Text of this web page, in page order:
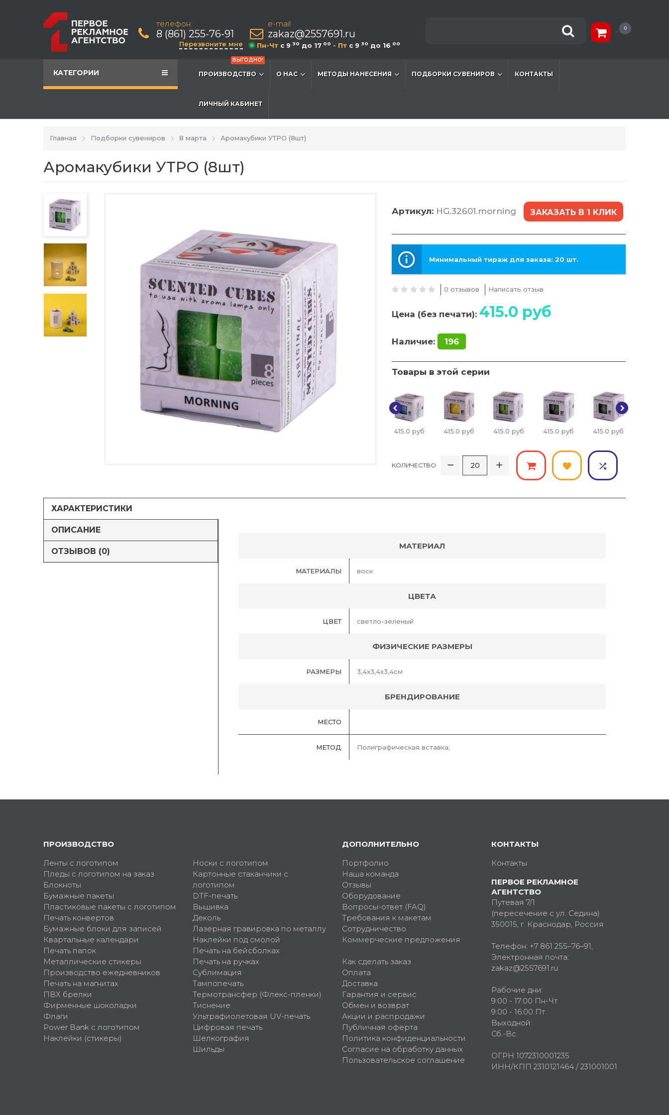
телефон:
8 (861) 255-76-91
Перезвоните мне
e-mail
zakaz@2557691.ru
Пн-Чт c 9 30 до 17 00 - Пт c 9 30 до 16 00
0
КАТЕГОРИИ
ВЫГОДНО!
ПРОИЗВОДСТВО О НАС МЕТОДЫ НАНЕСЕНИЯ ПОДБОРКИ СУВЕНИРОВ КОНТАКТЫ
ЛИЧНЫЙ КАБИНЕТ
Главная Подборки сувениров 8 марта Аромакубики УТРО (8шт)
Аромакубики УТРО (8шт)
Артикул: HG.32601.morning ЗАКАЗАТЬ В 1 КЛИК
Минимальный тираж для заказа: 20 шт.
0 отзывов Написать отзыв
Цена (без печати): 415.0 руб
Наличие: 196
Товары в этой серии
415.0 руб 415.0 руб 415.0 руб 415.0 руб 415.0 руб
КОЛИЧЕСТВО
ХАРАКТЕРИСТИКИ
ОПИСАНИЕ
ОТЗЫВОВ (0)
МАТЕРИАЛ
МАТЕРИАЛЫ воск
ЦВЕТА
ЦВЕТ светло-зеленый
ФИЗИЧЕСКИЕ РАЗМЕРЫ
РАЗМЕРЫ 3,4х3,4х3,4см
БРЕНДИРОВАНИЕ
МЕСТО
МЕТОД Полиграфическая вставка;
ПРОИЗВОДСТВО
Ленты с логотипом
Пледы с логотипом на заказ
Блокноты
Бумажные пакеты
Пластиковые пакеты с логотипом
Печать конвертов
Бумажные блоки для записей
Квартальные календари
Печать папок
Металлические стикеры
Производство ежедневников
Печать на магнитах
ПВХ брелки
Фирменные шоколадки
Флаги
Power Bank с логотипом
Наклейки (стикеры)
Носки с логотипом
Картонные стаканчики с
логотипом
DTF-печать
Вышивка
Деколь
Лазерная гравировка по металлу
Наклейки под смолой
Печать на бейсболках
Печать на ручках
Сублимация
Тампопечать
Термотрансфер (Флекс-пленки)
Тиснение
Ультрафиолетовая UV-печать
Цифровая печать
Шелкография
Шильды
ДОПОЛНИТЕЛЬНО
Портфолио
Наша команда
Отзывы
Оборудование
Вопросы-ответ (FAQ)
Требования к макетам
Сотрудничество
Коммерческие предложения
Как сделать заказ
Оплата
Доставка
Гарантия и сервис
Обмен и возврат
Акции и распродажи
Публичная оферта
Политика конфиденциальности
Согласие на обработку данных
Пользовательское соглашение
КОНТАКТЫ
Контакты
ПЕРВОЕ РЕКЛАМНОЕ
АГЕНТСТВО
Путевая 7/1
(пересечение с ул. Седина)
350015, г. Краснодар, Россия
Телефон: +7 861 255–76–91,
Электронная почта:
zakaz@2557691.ru
Рабочие дни:
9:00 - 17:00 Пн-Чт
9:00 - 16:00 Пт
Выходной:
Сб.-Вс.
ОГРН 1072310001235
ИНН/КПП 2310121464 / 231001001